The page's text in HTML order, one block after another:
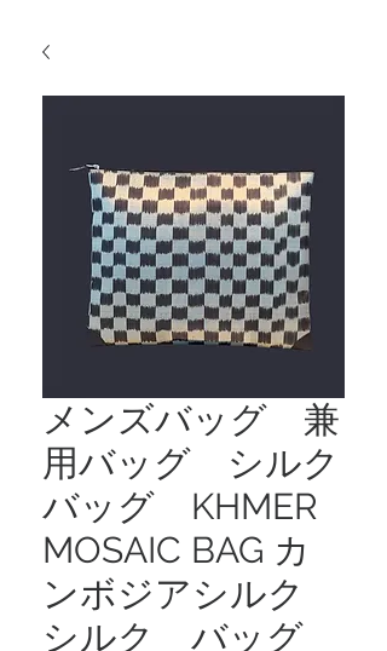
メンズバッグ 兼
用バッグ シルク
バッグ KHMER
MOSAIC BAG カ
ンボジアシルク
シルク バッグ